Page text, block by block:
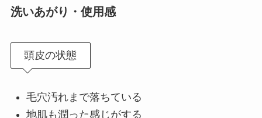
洗いあがり・使用感
頭皮の状態
毛穴汚れまで落ちている
地肌も潤った感じがする